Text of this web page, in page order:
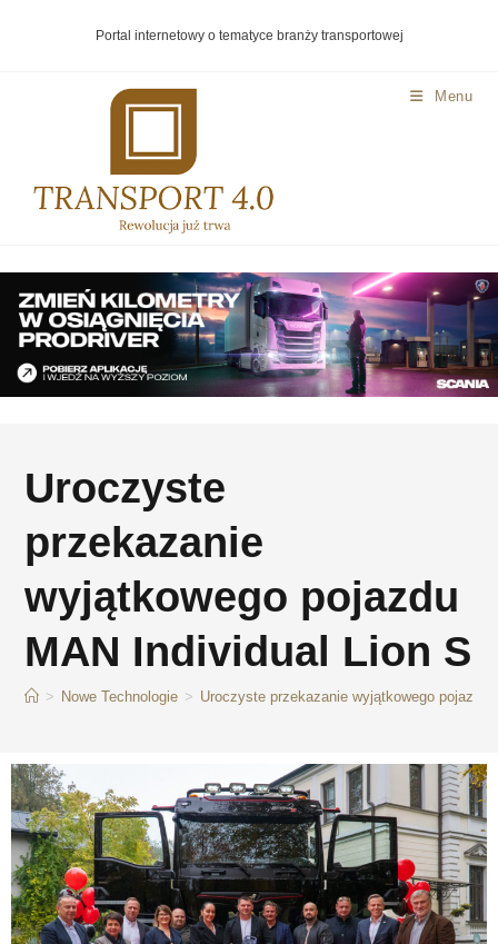
Portal internetowy o tematyce branży transportowej
Menu
Uroczyste
przekazanie
wyjątkowego pojazdu
MAN Individual Lion S
> Nowe Technologie > Uroczyste przekazanie wyjątkowego pojazdu